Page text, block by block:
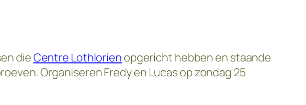
dieCentre Lothlorien opgericht hebben en staande
Organiseren Fredy en Lucas op zondag 25